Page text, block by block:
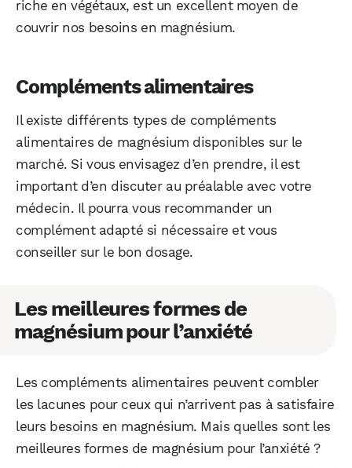
riche en végétaux, est un excellent moyen de
couvrir nos besoins en magnésium.
Compléments alimentaires
Il existe différents types de compléments
alimentaires de magnésium disponibles sur le
marché. Si vous envisagez d’en prendre, il est
important d’en discuter au préalable avec votre
médecin. Il pourra vous recommander un
complément adapté si nécessaire et vous
conseiller sur le bon dosage.
Les meilleures formes de
magnésium pour l’anxiété
Les compléments alimentaires peuvent combler
les lacunes pour ceux qui n’arrivent pas à satisfaire
leurs besoins en magnésium. Mais quelles sont les
meilleures formes de magnésium pour l’anxiété ?